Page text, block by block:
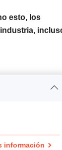
esto, los
información